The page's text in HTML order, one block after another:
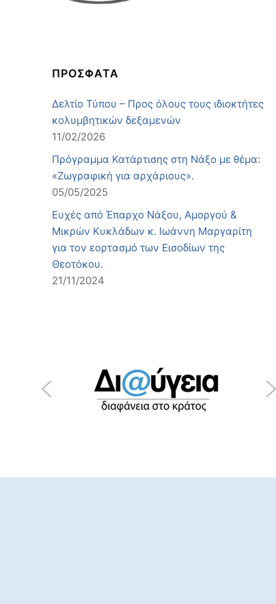
ΠΡΟΣΦΑΤΑ
Δελτίο Τύπου – Προς όλους τους ιδιοκτήτες
κολυμβητικών δεξαμενών
11/02/2026
Πρόγραμμα Κατάρτισης στη Νάξο με θέμα:
«Ζωγραφική για αρχάριους».
05/05/2025
Ευχές από Έπαρχο Νάξου, Αμοργού &
Μικρών Κυκλάδων κ. Ιωάννη Μαργαρίτη
για τον εορτασμό των Εισοδίων της
Θεοτόκου.
21/11/2024